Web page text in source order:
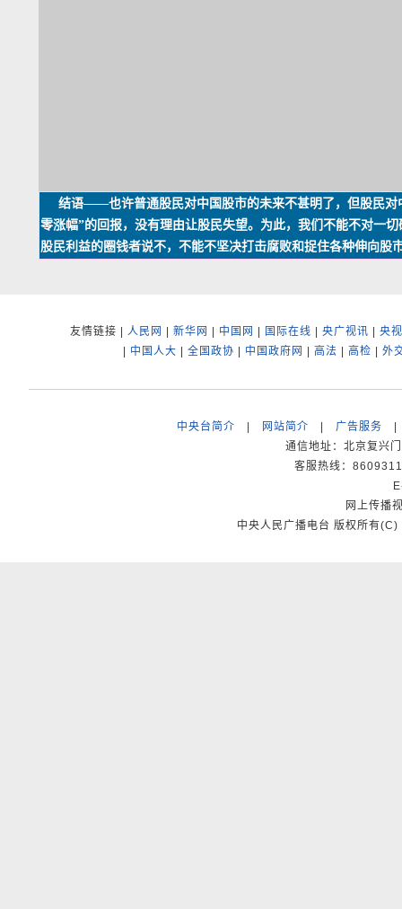
结语——也许普通股民对中国股市的未来不甚明了，但股民对
零涨幅”的回报，没有理由让股民失望。为此，我们不能不对一
股民利益的圈钱者说不，不能不坚决打击腐败和捉住各种伸向